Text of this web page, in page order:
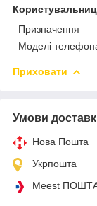
Призначення
Моделі
Приховати
Умови
Нова Пошта
Укрпошта
Meest